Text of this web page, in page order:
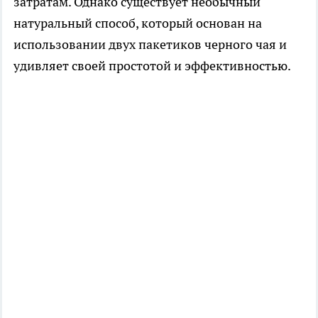
натуральный способ, который основан на
использовании двух пакетиков черного чая и
удивляет своей простотой и эффективностью.